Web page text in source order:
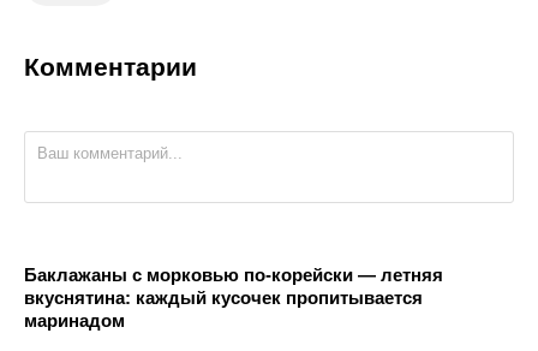
Комментарии
Баклажаны с морковью по-корейски — летняя
вкуснятина: каждый кусочек пропитывается
маринадом